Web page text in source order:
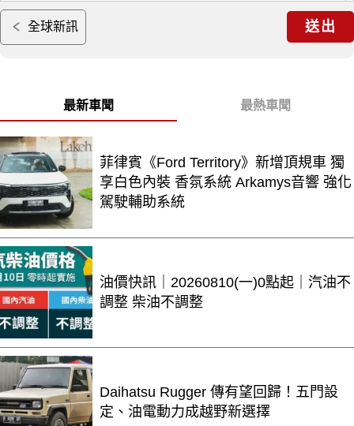
全球新訊 送出
最新車聞 最熱車聞
菲律賓《Ford Territory》新增頂規車 獨
享白色內裝 香氛系統 Arkamys音響 強化
駕駛輔助系統
油價快訊｜20260810(一)0點起｜汽油不
調整 柴油不調整
Daihatsu Rugger 傳有望回歸！五門設
定、油電動力成越野新選擇